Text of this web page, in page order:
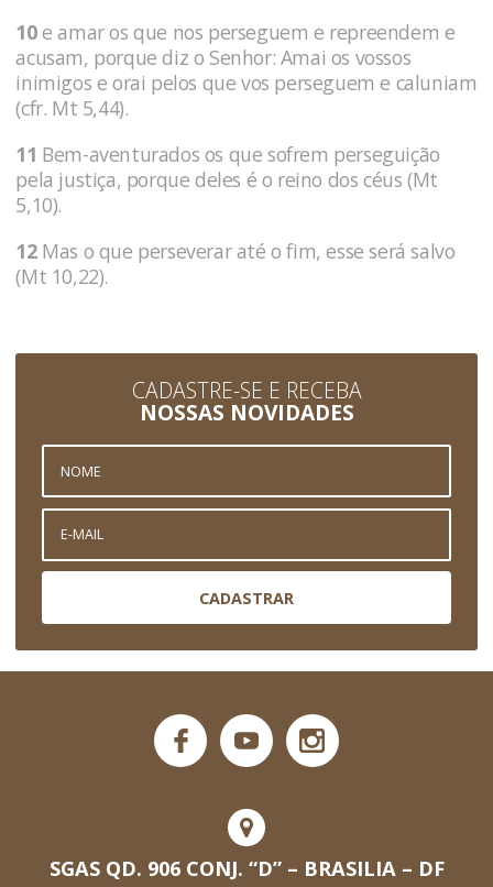
10e amar os que nos perseguem e repreendem e
acusam, porque diz o Senhor: Amai os vossos
inimigos e orai pelos que vos perseguem e caluniam
(cfr. Mt 5,44).
11 Bem-aventurados os que sofrem perseguição
pela justiça, porque deles é o reino dos céus (Mt
5,10).
12Mas o que perseverar até o fim, esse será salvo
(Mt 10,22).
CADASTRE-SE E RECEBA
NOSSAS NOVIDADES
CADASTRAR
SGAS QD. 906 CONJ. “D” – BRASILIA – DF